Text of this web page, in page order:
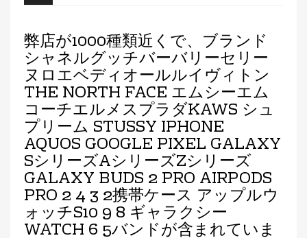
弊店が1000種類近くで、ブランド
シャネルグッチバーバリーセリー
ヌロエベディオールルイヴィトン
THE NORTH FACE エムシーエム
コーチエルメスプラダKAWS シュ
プリーム STUSSY IPHONE
AQUOS GOOGLE PIXEL GALAXY
SシリーズAシリーズZシリーズ
GALAXY BUDS 2 PRO AIRPODS
PRO 2 4 3 2携帯ケース アップルウ
ォッチS10 9 8 ギャラクシー
WATCH 6 5バンドが含まれていま